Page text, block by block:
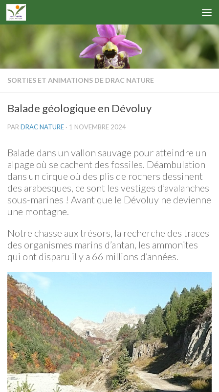
SORTIES ET ANIMATIONS DE DRAC NATURE
Balade géologique en Dévoluy
PARDRAC NATURE · 1 NOVEMBRE 2024
Balade dans un vallon sauvage pour atteindre un
alpage où se cachent des fossiles. Déambulation
dans un cirque où des plis de rochers dessinent
des arabesques, ce sont les vestiges d’avalanches
sous-marines ! Avant que le Dévoluy ne devienne
une montagne.
Notre chasse aux trésors, la recherche des traces
des organismes marins d’antan, les ammonites
qui ont disparu il y a 66 millions d’années.